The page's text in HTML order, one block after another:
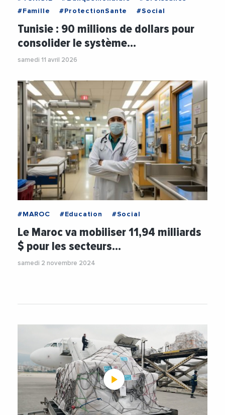
#Famille
#ProtectionSante #Social
Tunisie : 90 millions de dollars pour
consolider le système…
samedi 11 avril 2026
#MAROC #Education #Social
Le Maroc va mobiliser 11,94 milliards
$ pour les secteurs…
samedi 2 novembre 2024